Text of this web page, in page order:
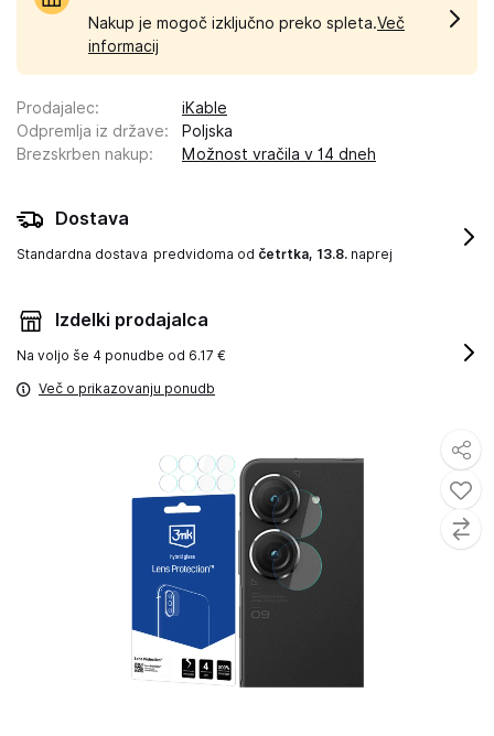
Nakup je mogoč izključno preko spleta.Več
informacij
Prodajalec:
iKable
Odpremlja iz države:
Poljska
Brezskrben nakup: Možnost vračila v 14 dneh
Dostava
Standardna dostava predvidoma od četrtka, 13.8. naprej
Izdelki prodajalca
Na voljo še 4 ponudbe od 6.17 €
Več o prikazovanju ponudb